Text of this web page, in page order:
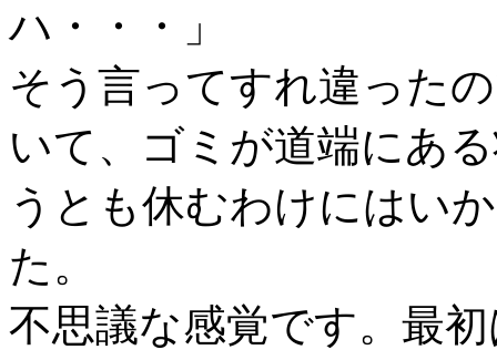
ハ・・・」
そう言ってすれ違った
いて、ゴミが道端にあ
うとも休むわけにはい
た。
不思議な感覚です。最